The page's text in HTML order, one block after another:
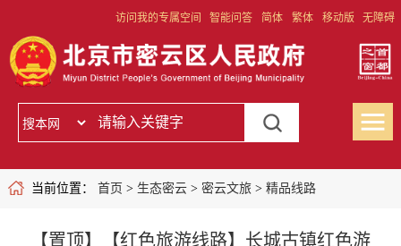
访问我的专属空间 智能问答 简体 繁体 移动版 无障碍
当前位置： 首页 > 生态密云> 密云文旅> 精品线路
【置顶】【红色旅游线路】长城古镇红色游